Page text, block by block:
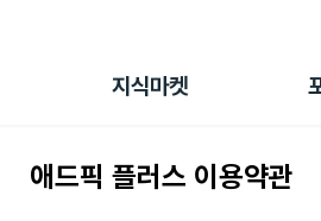
지식마켓
애드픽 플러스 이용약관